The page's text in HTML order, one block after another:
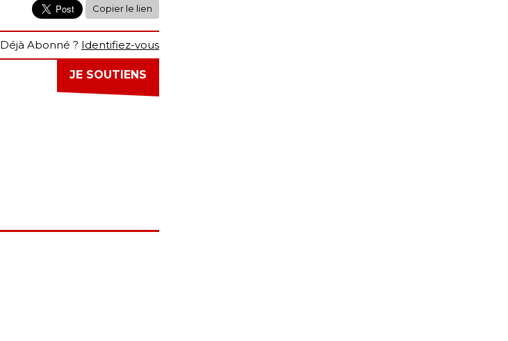
Copier le lien
Déjà Abonné ? Identifiez-vous
JE SOUTIENS